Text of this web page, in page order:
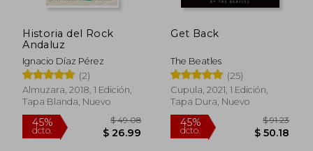
Historia del Rock
Andaluz
Ignacio Díaz Pérez
(2)
Almuzara, 2018, 1 Edición,
Tapa Blanda, Nuevo
Get Back
The Beatles
(25)
Cupula, 2021, 1 Edición,
Tapa Dura, Nuevo